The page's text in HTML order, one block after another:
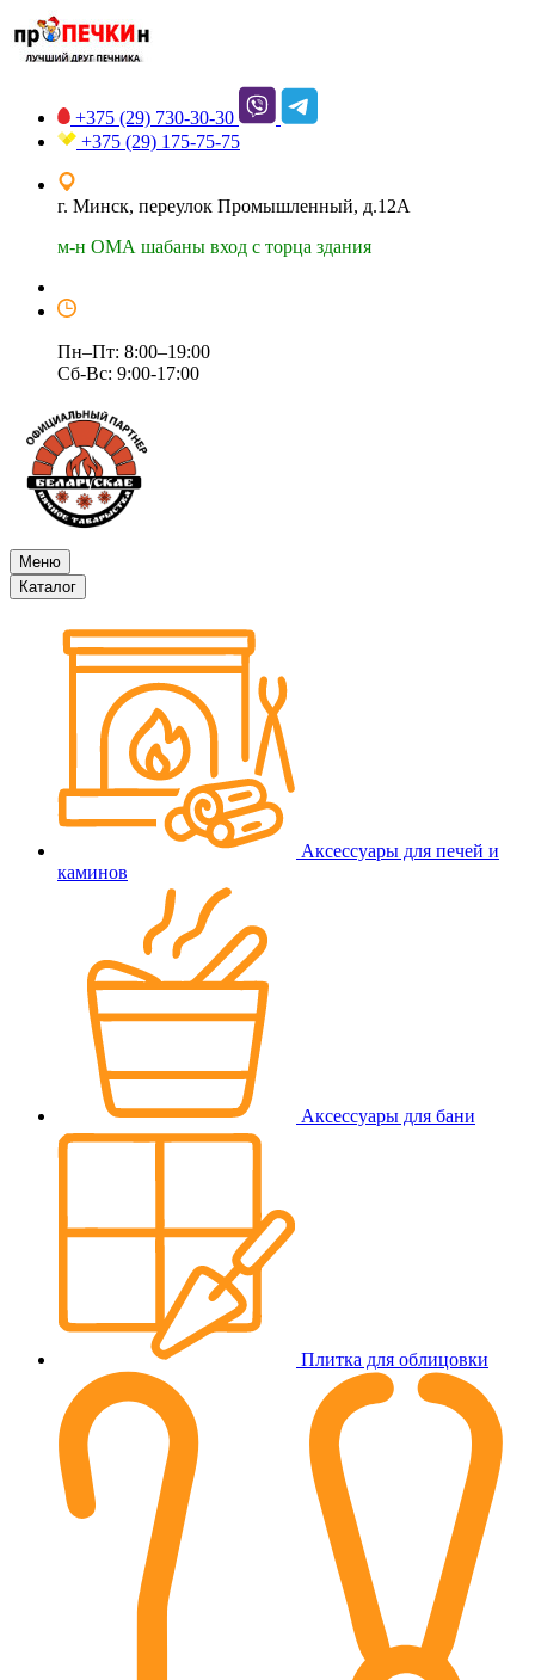
+375 (29) 730-30-30
+375 (29) 175-75-75
г. Минск, переулок Промышленный, д.12А
м-н ОМА шабаны вход с торца здания
Пн–Пт: 8:00–19:00
Сб-Вс: 9:00-17:00
Меню
Каталог
Аксессуары для печей и
каминов
Аксессуары для бани
Плитка для облицовки